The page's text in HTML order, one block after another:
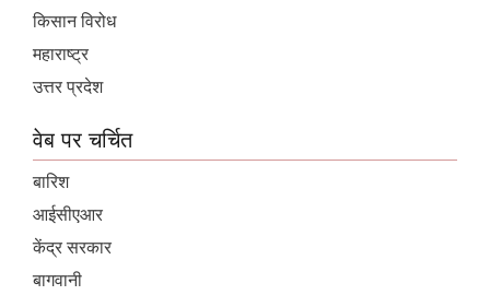
किसान विरोध
महाराष्ट्र
उत्तर प्रदेश
वेब पर चर्चित
बारिश
आईसीएआर
केंद्र सरकार
बागवानी